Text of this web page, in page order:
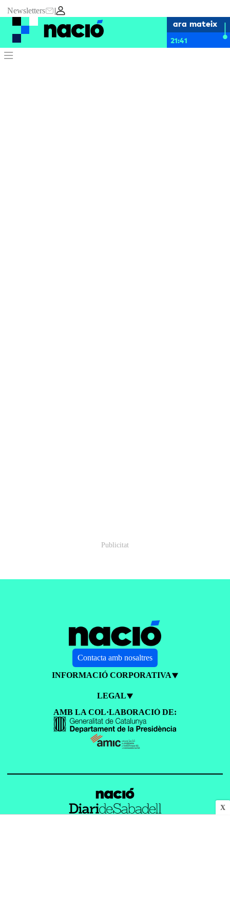
X
|
Newsletters
ara mateix
21:41
Contacta amb nosaltres
INFORMACIÓ CORPORATIVA
LEGAL
AMB LA COL·LABORACIÓ DE: